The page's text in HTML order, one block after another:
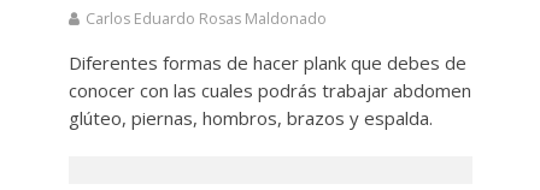
Carlos Eduardo Rosas Maldonado
Diferentes formas de hacer plank que debes de
conocer con las cuales podrás trabajar abdomen
glúteo, piernas, hombros, brazos y espalda.